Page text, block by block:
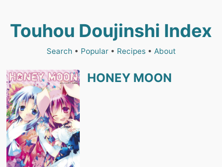
Touhou Doujinshi Index
Search • Popular• Recipes• About
HONEY MOON